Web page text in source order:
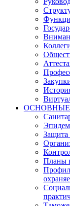
ОСНОВНЫЕ
Защита
Планы